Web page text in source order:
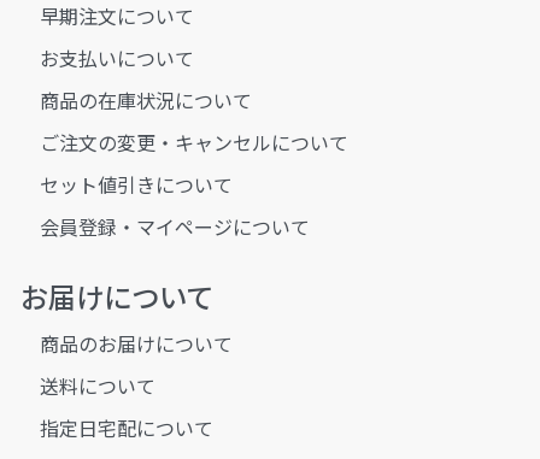
早期注文について
お支払いについて
商品の在庫状況について
ご注文の変更・キャンセルについて
セット値引きについて
会員登録・マイページについて
お届けについて
商品のお届けについて
送料について
指定日宅配について